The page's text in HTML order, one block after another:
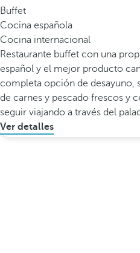
Buffet
Cocina española
Cocina internacional
Restaurante buffet con una
español y el mejor producto
completa opción de
de carnes y pescado frescos y
seguir viajando a través del
Ver detalles